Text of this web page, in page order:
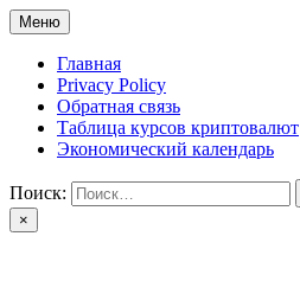
Перейти
к
содержимому
Меню
Главная
Privacy Policy
Обратная связь
Таблица курсов криптовалют
Экономический календарь
Поиск:
×